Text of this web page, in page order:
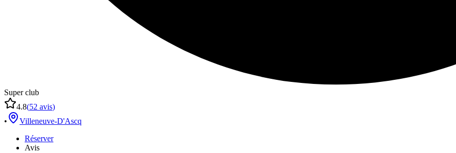
Super club
4.8(52 avis)
•
Villeneuve-D'Ascq
Réserver
Avis